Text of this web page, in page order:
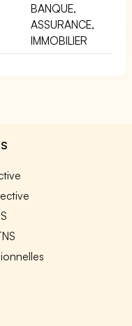
BANQUE,
ASSURANCE,
IMMOBILIER